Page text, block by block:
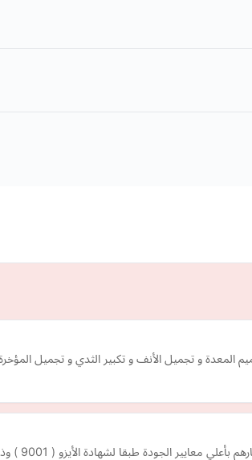
المعدة و تجميل الأنف و تكبير الثدي و تجميل
( 9001 ) وذلك إيمانا منا بالدور الهام للموارد البشرية للوصول…